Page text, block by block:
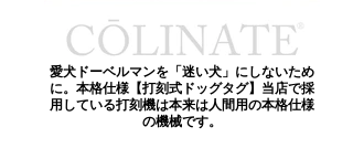
愛犬ドーベルマンを「迷い犬」にしないため
に。本格仕様【打刻式ドッグタグ】当店で採
用している打刻機は本来は人間用の本格仕様
の機械です。